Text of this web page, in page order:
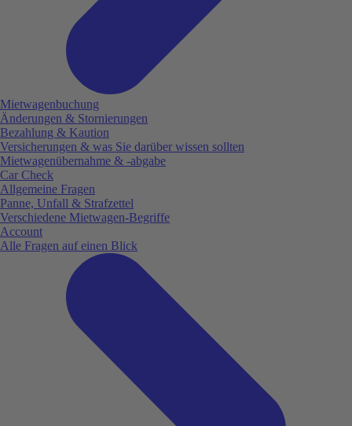
Mietwagenbuchung
Änderungen & Stornierungen
Bezahlung & Kaution
Versicherungen & was Sie darüber wissen sollten
Mietwagenübernahme & -abgabe
Car Check
Allgemeine Fragen
Panne, Unfall & Strafzettel
Verschiedene Mietwagen-Begriffe
Account
Alle Fragen auf einen Blick